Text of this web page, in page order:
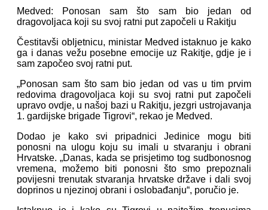
Medved: Ponosan sam što sam bio jedan od
dragovoljaca koji su svoj ratni put započeli u Rakitju
Čestitavši obljetnicu, ministar Medved istaknuo je kako
ga i danas vežu posebne emocije uz Rakitje, gdje je i
sam započeo svoj ratni put.
„Ponosan sam što sam bio jedan od vas u tim prvim
redovima dragovoljaca koji su svoj ratni put započeli
upravo ovdje, u našoj bazi u Rakitju, jezgri ustrojavanja
1. gardijske brigade Tigrovi“, rekao je Medved.
Dodao je kako svi pripadnici Jedinice mogu biti
ponosni na ulogu koju su imali u stvaranju i obrani
Hrvatske. „Danas, kada se prisjetimo tog sudbonosnog
vremena, možemo biti ponosni što smo prepoznali
povijesni trenutak stvaranja hrvatske države i dali svoj
doprinos u njezinoj obrani i oslobađanju“, poručio je.